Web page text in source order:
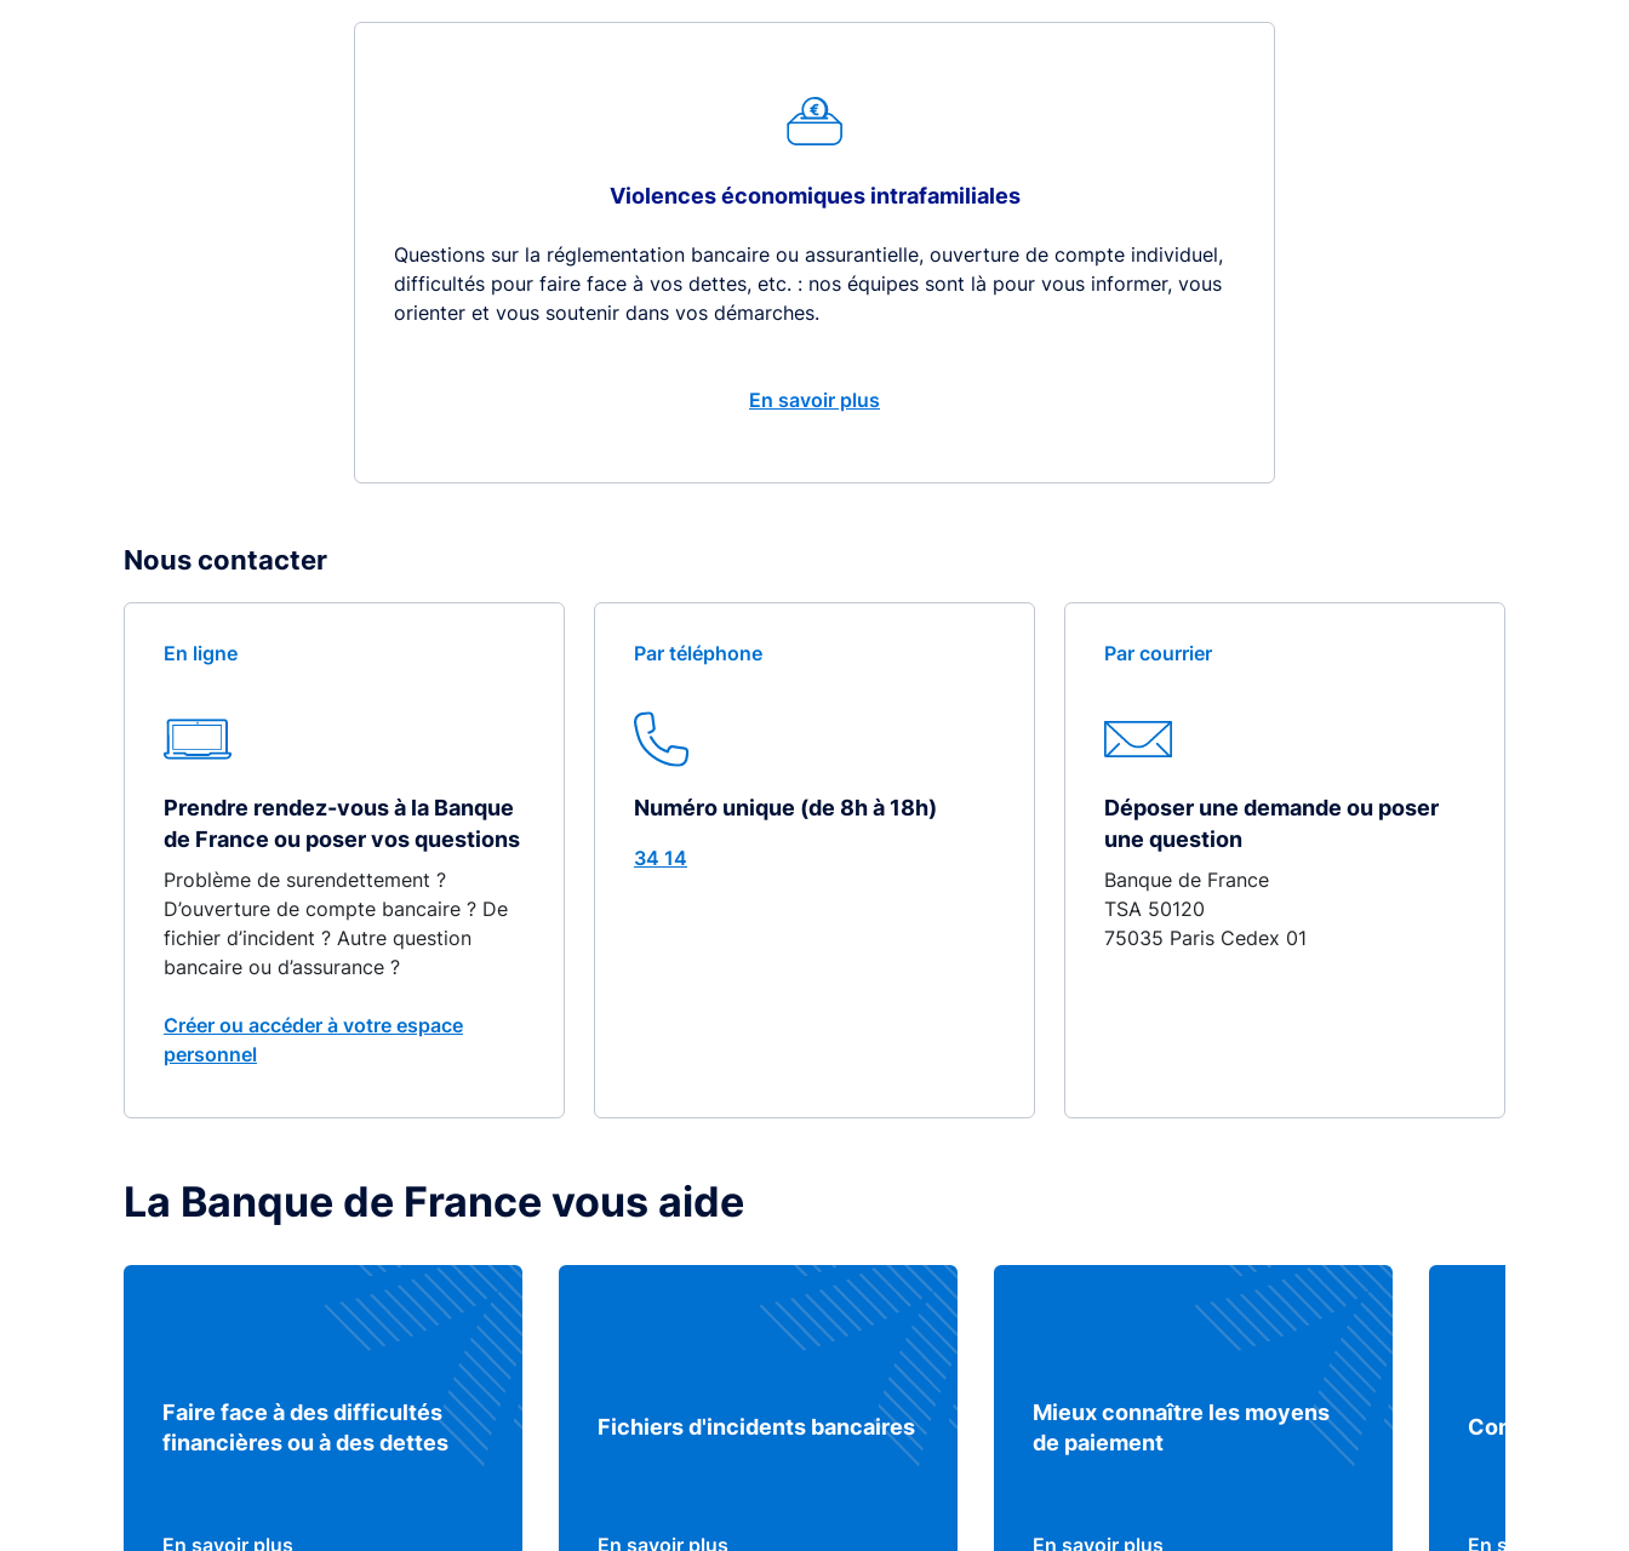
Violences économiques intrafamiliales
Questions sur la réglementation bancaire ou assurantielle, ouverture de compte individuel,
difficultés pour faire face à vos dettes, etc. : nos équipes sont là pour vous informer, vous
orienter et vous soutenir dans vos démarches.
En savoir plus
Nous contacter
En ligne
Prendre rendez-vous à la Banque
de France ou poser vos questions
Problème de surendettement ?
D’ouverture de compte bancaire ? De
fichier d’incident ? Autre question
bancaire ou d’assurance ?
Créer ou accéder à votre espace
personnel
Par téléphone
Numéro unique (de 8h à 18h)
34 14
Par courrier
Déposer une demande ou poser
une question
Banque de France
TSA 50120
75035 Paris Cedex 01
La Banque de France vous aide
Faire face à des difficultés
financières ou à des dettes
En savoir plus
Fichiers d'incidents bancaires
En savoir plus
Mieux connaître les moyens
de paiement
En savoir plus
Comprendre
En savoir plus